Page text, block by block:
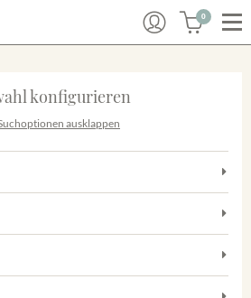
0
konfigurieren
ausklappen